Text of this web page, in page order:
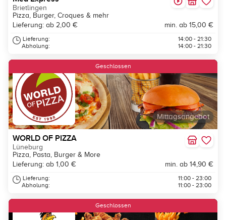
Brietlingen
Pizza, Burger, Croques & mehr
Lieferung: ab 2,00 €
min. ab 15,00 €
Lieferung:
Abholung:
14:00 - 21:30
14:00 - 21:30
Mittagsangebot
Geschlossen
WORLD OF PIZZA
Lüneburg
Pizza, Pasta, Burger & More
Lieferung: ab 1,00 €
min. ab 14,90 €
Lieferung:
Abholung:
11:00 - 23:00
11:00 - 23:00
Geschlossen